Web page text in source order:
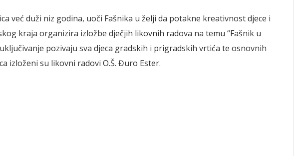
već duži niz godina, uoči Fašnika u želji da potakne kreativnost djece i
kraja organizira izložbe dječjih likovnih radova na temu “Fašnik u
pozivaju sva djeca gradskih i prigradskih vrtića te osnovnih
izloženi su likovni radovi O.Š. Đuro Ester.